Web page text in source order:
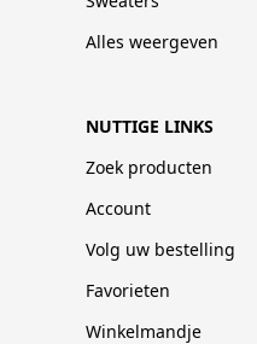
Alles weergeven
NUTTIGE LINKS
Zoek producten
Account
Volg uw bestelling
Favorieten
Winkelmandje